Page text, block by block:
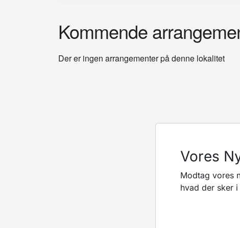
Kommende
Der er ingen arrangementer på denne lokalitet
Vores
Modtag vores
hvad der sker